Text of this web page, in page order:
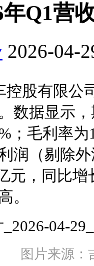
Q1营
2026-04-
股有限公
数据显示
；毛利率
润（剔除
元，同比
。
图片来源：